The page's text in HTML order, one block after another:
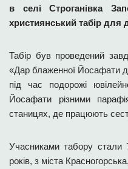
в селі Строганівка
християнський табір для
Табір був проведений
«Дар блаженної Йосафати
під час подорожі
Йосафати різними
станицях, де працюють
Учасниками табору стали
років, з міста